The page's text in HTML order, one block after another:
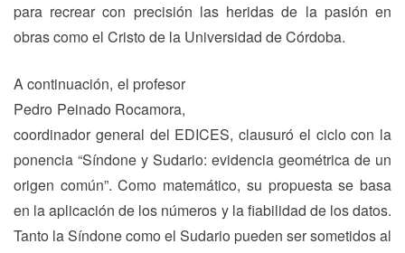
para recrear con precisión las heridas de la pasión en
obras como el Cristo de la Universidad de Córdoba.
A continuación, el profesor
Pedro Peinado Rocamora,
coordinador general del EDICES, clausuró el ciclo con la
ponencia “Síndone y Sudario: evidencia geométrica de un
origen común”. Como matemático, su propuesta se basa
en la aplicación de los números y la fiabilidad de los datos.
Tanto la Síndone como el Sudario pueden ser sometidos al